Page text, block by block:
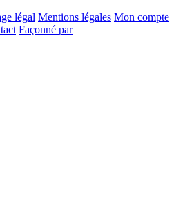
légal Mentions légales Mon compte
Façonné par